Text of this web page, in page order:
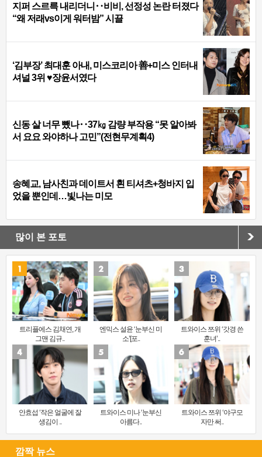
지퍼 스르륵 내리더니‥비비, 선정성 논란 터졌다
“왜 저래vs이게 워터밤” 시끌
‘김부장’ 최대훈 아내, 미스코리아 善+미스 인터내
셔널 3위 ♥장윤서였다
신동 살 너무 뺐나‥37㎏ 감량 부작용 “못 알아봐
서 요요 와야하나 고민”(전현무계획4)
송혜교, 남사친과 데이트서 흰 티셔츠+청바지 입
었을 뿐인데…빛나는 미모
많이 본 포토
트리플에스 김채연, 개
그맨 김규..
엔믹스 설윤 ‘눈부신 미
소’[포..
트와이스 쯔위 ‘갓경 쓴
훈녀’..
안효섭 ‘작은 얼굴에 잘
생김이 ..
트와이스 미나 ‘눈부신
아름다..
트와이스 쯔위 ‘야구모
자만 써..
깜짝 뉴스